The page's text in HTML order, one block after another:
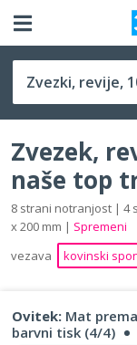
100 x 200 mm
Zvezek,
naše top
8 strani notranjost | 4
x 200 mm | Spremeni
vezava
kovinski
Ovitek: Mat
barvni tisk (4/4)